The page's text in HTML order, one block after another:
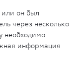
или он был
через несколько
необходимо
информация